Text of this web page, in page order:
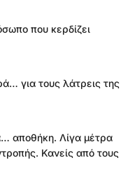
που κερδίζει
για τους λάτρεις της
αποθήκη. Λίγα μέτρα
Κανείς από τους